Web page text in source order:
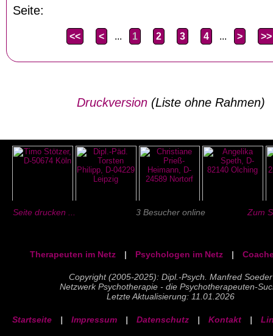
Seite:
<< < ... 1 2 3 4 ... > >>
Druckversion(Liste ohne Rahmen)
Seite drucken ... 3 Besucher online Zum
Therapeuten im Netz | Psychologen im Netz |
Copyright (2005-2025): Dipl.-Psych. Manfred Soeder
Netzwerk Psychotherapie - die Psychotherapeuten-
Letzte Aktualisierung: 11.01.2026
Startseite | Impressum | Datenschutz | Kontakt |